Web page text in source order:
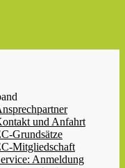
und Anfahrt
Grundsätze
Mitgliedschaft
Anmeldung